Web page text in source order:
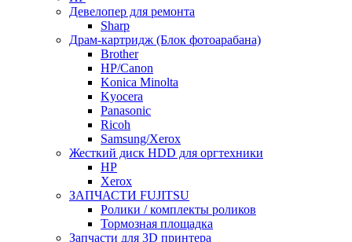
Ricoh
Samsung/Xerox
Коротрон заряда
Canon
HP
Kyocera
Ricoh
Samsung/Xerox
Лампы / Оптика
Brother
Samsung
Лента переноса / Узел переноса изображения
HP
Kyocera
Latex
ЗИП
Summa
Ножи
Запчасти для ремонта оргтехники
ADF / Сканер / Крышки
HP
Kyocera
Samsung
Xerox
Cепаратор / Палец отделения теф.вала
Kyocera
Блок проявки DV
HP
Kyocera
Блок сканера (лазер) / Линейка сканера
Девелопер для ремонта
Sharp
Драм-картридж (Блок фотоарабана)
Brother
HP/Canon
Konica Minolta
Kyocera
Panasonic
Ricoh
Samsung/Xerox
Жесткий диск HDD для оргтехники
HP
Xerox
ЗАПЧАСТИ FUJITSU
Ролики / комплекты роликов
Тормозная площадка
Запчасти для 3D принтера